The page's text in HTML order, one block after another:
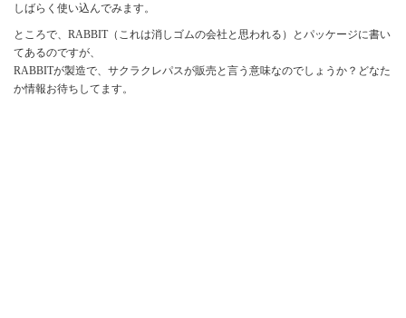
しばらく使い込んでみます。
ところで、RABBIT（これは消しゴムの会社と思われる）とパッケージに書い
てあるのですが、
RABBITが製造で、サクラクレパスが販売と言う意味なのでしょうか？どなた
か情報お待ちしてます。